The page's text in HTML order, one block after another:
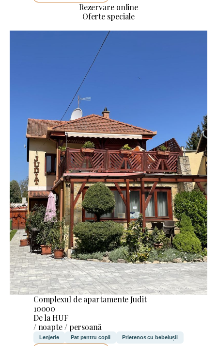
Rezervare online
Oferte speciale
Complexul de apartamente Judit
10000
De la HUF
/ noapte / persoană
Lenjerie Pat pentru copii Prietenos cu bebelușii